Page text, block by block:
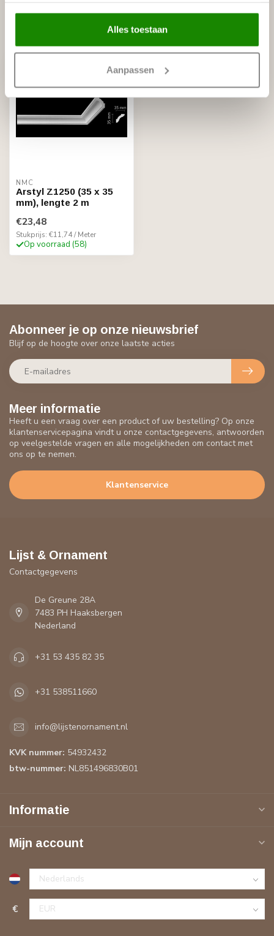
Alles toestaan
Aanpassen
NMC
Arstyl Z1250 (35 x 35
mm), lengte 2 m
€23,48
Stukprijs: €11,74 / Meter
Op voorraad (58)
Meer informatie
Heeft u een vraag over een product of uw bestelling? Op onze
klantenservicepagina vindt u onze contactgegevens, antwoorden
op veelgestelde vragen en alle mogelijkheden om contact met
ons op te nemen.
Klantenservice
Abonneer je op onze nieuwsbrief
Blijf op de hoogte over onze laatste acties
Lijst & Ornament
Contactgegevens
De Greune 28A
7483 PH Haaksbergen
Nederland
+31 53 435 82 35
+31 538511660
info@lijstenornament.nl
KVK nummer: 54932432
btw-nummer: NL851496830B01
Informatie
Mijn account
€